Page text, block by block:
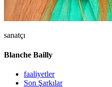
sanatçı
Blanche Bailly
faaliyetler
Son Şarkılar